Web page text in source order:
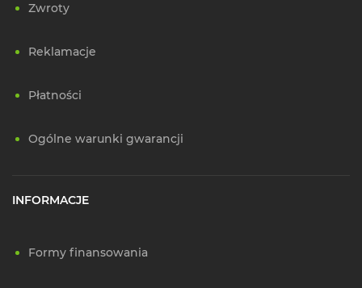
Zwroty
Reklamacje
Płatności
Ogólne warunki gwarancji
INFORMACJE
Formy finansowania